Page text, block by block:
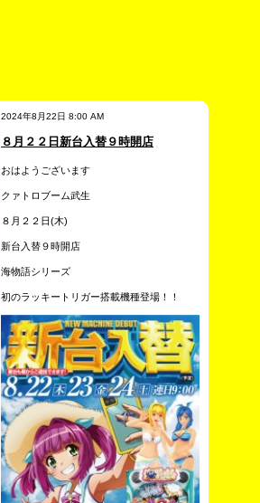
2024年8月22日 8:00 AM
８月２２日新台入替９時開店
おはようございます
クァトロブーム武生
８月２２日(木)
新台入替９時開店
海物語シリーズ
初のラッキートリガー搭載機種登場！！